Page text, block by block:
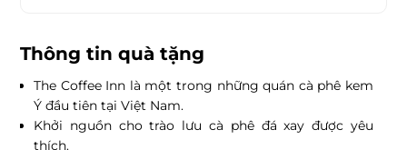
Thông tin quà tặng
The Coffee Inn là một trong những quán cà phê kem
Ý đầu tiên tại Việt Nam.
Khởi nguồn cho trào lưu cà phê đá xay được yêu
thích.